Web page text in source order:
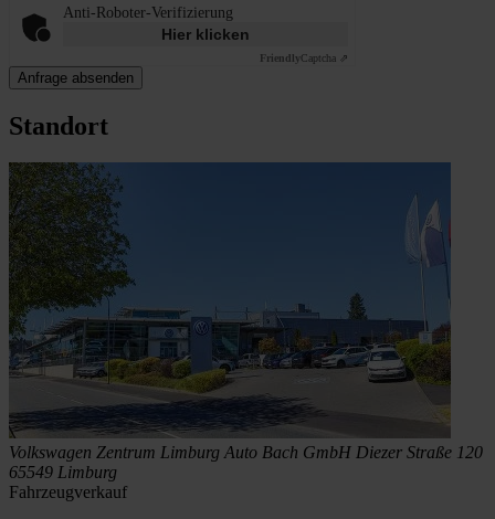
Anti-Roboter-Verifizierung
Hier klicken
FriendlyCaptcha ⇗
Anfrage absenden
Standort
Volkswagen Zentrum Limburg Auto Bach GmbH Diezer Straße 120
65549 Limburg
Fahrzeugverkauf